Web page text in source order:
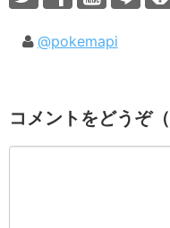
@pokemapi
コメントをどうぞ